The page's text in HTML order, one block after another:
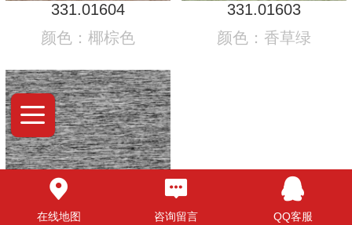
331.01604
颜色：椰棕色
331.01603
颜色：香草绿
在线地图 咨询留言 QQ客服